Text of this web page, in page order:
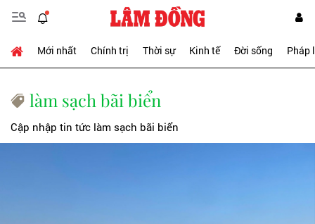
Mới nhất Chính trị Thời sự Kinh tế Đời sống Pháp
làm sạch bãi biển
Cập nhập tin tức làm sạch bãi biển